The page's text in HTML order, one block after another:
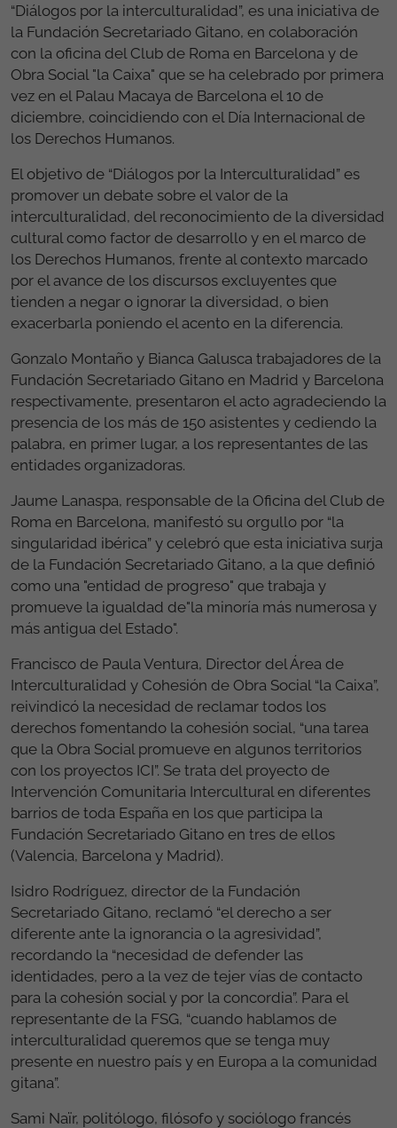
“Diálogos por la interculturalidad”, es una iniciativa de
la Fundación Secretariado Gitano, en colaboración
con la oficina del Club de Roma en Barcelona y de
Obra Social "la Caixa" que se ha celebrado por primera
vez en el Palau Macaya de Barcelona el 10 de
diciembre, coincidiendo con el Día Internacional de
los Derechos Humanos.
El objetivo de “Diálogos por la Interculturalidad” es
promover un debate sobre el valor de la
interculturalidad, del reconocimiento de la diversidad
cultural como factor de desarrollo y en el marco de
los Derechos Humanos, frente al contexto marcado
por el avance de los discursos excluyentes que
tienden a negar o ignorar la diversidad, o bien
exacerbarla poniendo el acento en la diferencia.
Gonzalo Montaño y Bianca Galusca trabajadores de la
Fundación Secretariado Gitano en Madrid y Barcelona
respectivamente, presentaron el acto agradeciendo la
presencia de los más de 150 asistentes y cediendo la
palabra, en primer lugar, a los representantes de las
entidades organizadoras.
Jaume Lanaspa, responsable de la Oficina del Club de
Roma en Barcelona, manifestó su orgullo por “la
singularidad ibérica” y celebró que esta iniciativa surja
de la Fundación Secretariado Gitano, a la que definió
como una "entidad de progreso" que trabaja y
promueve la igualdad de"la minoría más numerosa y
más antigua del Estado".
Francisco de Paula Ventura, Director del Área de
Interculturalidad y Cohesión de Obra Social “la Caixa”,
reivindicó la necesidad de reclamar todos los
derechos fomentando la cohesión social, “una tarea
que la Obra Social promueve en algunos territorios
con los proyectos ICI”. Se trata del proyecto de
Intervención Comunitaria Intercultural en diferentes
barrios de toda España en los que participa la
Fundación Secretariado Gitano en tres de ellos
(Valencia, Barcelona y Madrid).
Isidro Rodríguez, director de la Fundación
Secretariado Gitano, reclamó “el derecho a ser
diferente ante la ignorancia o la agresividad”,
recordando la “necesidad de defender las
identidades, pero a la vez de tejer vías de contacto
para la cohesión social y por la concordia”. Para el
representante de la FSG, “cuando hablamos de
interculturalidad queremos que se tenga muy
presente en nuestro país y en Europa a la comunidad
gitana”.
Sami Naïr, politólogo, filósofo y sociólogo francés